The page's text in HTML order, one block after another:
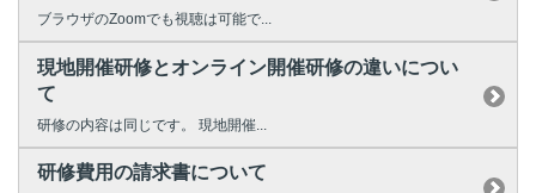
ブラウザのZoomでも視聴は可能で...
現地開催研修とオンライン開催研修の違いについ
て
研修の内容は同じです。 現地開催...
研修費用の請求書について